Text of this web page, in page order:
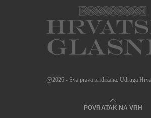
@2026 - Sva prava pridržana. Udruga
POVRATAK NA VRH